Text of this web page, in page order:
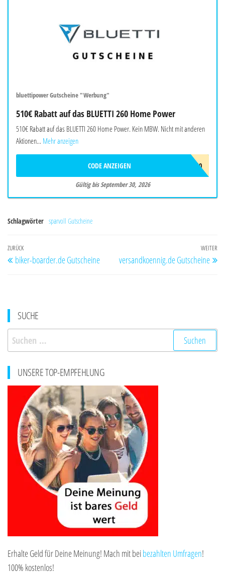
bluettipower Gutscheine "Werbung"
510€ Rabatt auf das BLUETTI 260 Home Power
510€ Rabatt auf das BLUETTI 260 Home Power. Kein MBW. Nicht mit anderen
Aktionen... Mehr anzeigen
BALAFF510
CODE ANZEIGEN
Gültig bis September 30, 2026
Schlagwörter sparvoll Gutscheine
Beitragsnavigation
Vorheriger
Beitrag
ZURÜCK
biker-boarder.de Gutscheine
WEITER
versandkoennig.de Gutscheine
SUCHE
Suchen
nach:
UNSERE TOP-EMPFEHLUNG
Erhalte Geld für Deine Meinung! Mach mit beibezahlten Umfragen!
100% kostenlos!